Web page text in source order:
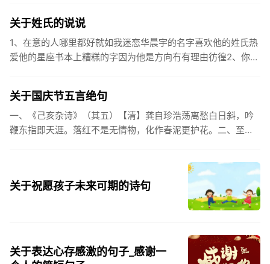
关于姓氏的说说
1、在意的人哪里都好就如我迷恋华晨宇的名字喜欢他的姓氏热
爱他的星座书本上糟糕的字因为他是方向冇有理由彷徨2、你的
关于国庆节五言绝句
一、《己亥杂诗》（其五）【清】龚自珍浩荡离愁白日斜，吟
鞭东指即天涯。落红不是无情物，化作春泥更护花。二、至今
关于祝愿孩子未来可期的诗句
关于表达心存感激的句子_感谢一